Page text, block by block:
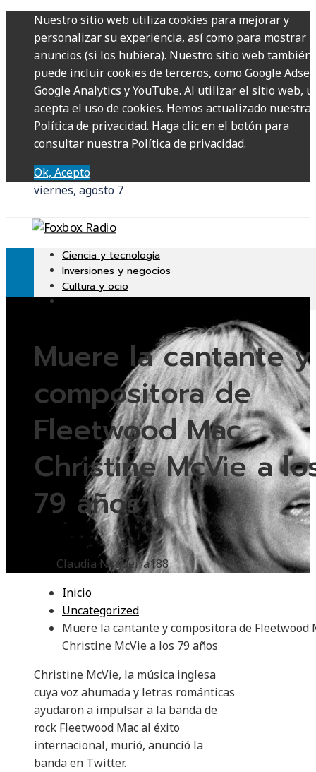
Nuestro sitio web utiliza cookies para mejorar y
personalizar su experiencia, así como para mostrar
anuncios (si los hubiera). Nuestro sitio web también
puede incluir cookies de terceros, como Google
Google Analytics y YouTube. Al utilizar el sitio web,
acepta el uso de cookies. Hemos actualizado nuestra
Política de privacidad. Haga clic en el botón para
consultar nuestra Política de privacidad.
Ok, Acepto
viernes, agosto 7
Ciencia y tecnología
Inversiones y negocios
Cultura y ocio
Responsabilidad Social
Uncategorized
Muere la cantante y
compositora de
Fleetwood Mac
Christine McVie a
79 años
Claudia Nogueira188
Inicio
Uncategorized
Muere la cantante y compositora de Fleetwood
Christine McVie a los 79 años
Christine McVie, la música inglesa
cuya voz ahumada y letras románticas
ayudaron a impulsar a la banda de
rock Fleetwood Mac al éxito
internacional, murió, anunció la
banda en Twitter.